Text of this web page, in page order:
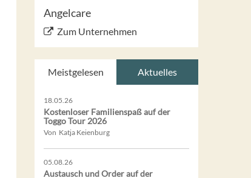
Angelcare
Zum Unternehmen
Meistgelesen Aktuelles
18.05.26
Kostenloser Familienspaß auf der
Toggo Tour 2026
Von Katja Keienburg
05.08.26
Austausch und Order auf der